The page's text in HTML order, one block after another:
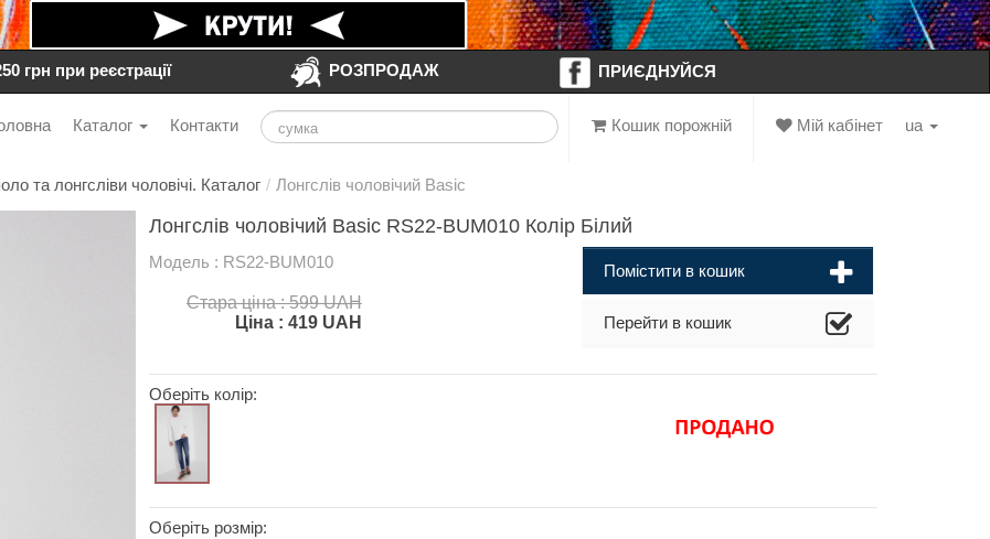
грн при реєстрації РОЗПРОДАЖ ПРИЄДНУЙСЯ
ua
Мій кабінет
Кошик порожній
Каталог Контакти
та лонгсліви чоловічі. Каталог / Лонгслів чоловічий Basic
Лонгслів чоловічий Basic RS22-BUM010 Колір Білий
Модель : RS22-BUM010
Стара ціна : 599 UAH
Ціна : 419 UAH
Помістити в кошик
Перейти в кошик
Оберіть колір:
Оберіть розмір: